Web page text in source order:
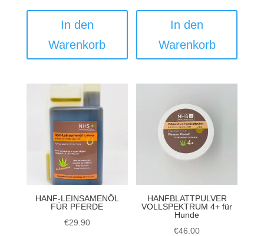
In den
Warenkorb
In den
Warenkorb
HANF-LEINSAMENÖL
FÜR PFERDE
€29.90
HANFBLATTPULVER
VOLLSPEKTRUM 4+ für
Hunde
€46.00